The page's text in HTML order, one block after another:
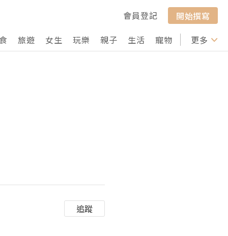
會員登記
開始撰寫
旅遊 女生 玩樂 親子 生活 寵物 行山 打卡
更多
追蹤